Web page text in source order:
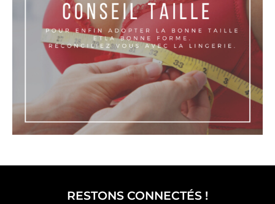
RESTONS CONNECTÉS !